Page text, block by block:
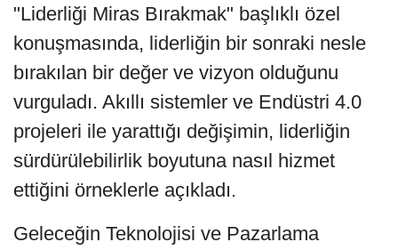
"Liderliği Miras Bırakmak" başlıklı özel
konuşmasında, liderliğin bir sonraki nesle
bırakılan bir değer ve vizyon olduğunu
vurguladı. Akıllı sistemler ve Endüstri 4.0
projeleri ile yarattığı değişimin, liderliğin
sürdürülebilirlik boyutuna nasıl hizmet
ettiğini örneklerle açıkladı.
Geleceğin Teknolojisi ve Pazarlama